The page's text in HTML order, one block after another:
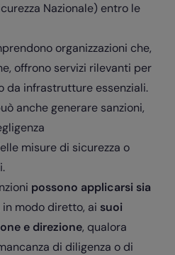
Nazionale) entro le
organizzazioni che,
offrono servizi rilevanti per
da infrastrutture essenziali.
anche generare sanzioni,
misure di sicurezza o
possono applicarsi sia
in modo diretto, ai suoi
e direzione, qualora
di diligenza o di